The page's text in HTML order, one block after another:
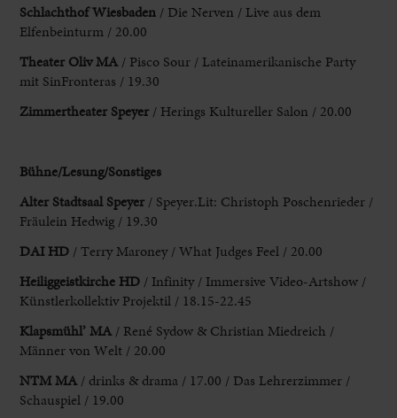
Schlachthof Wiesbaden / Die Nerven / Live aus dem
Elfenbeinturm / 20.00
Theater Oliv MA / Pisco Sour / Lateinamerikanische Party
mit SinFronteras / 19.30
Zimmertheater Speyer / Herings Kultureller Salon / 20.00
Bühne/Lesung/Sonstiges
Alter Stadtsaal Speyer / Speyer.Lit: Christoph Poschenrieder /
Fräulein Hedwig / 19.30
DAI HD / Terry Maroney / What Judges Feel / 20.00
Heiliggeistkirche HD / Infinity / Immersive Video-Artshow /
Künstlerkollektiv Projektil / 18.15-22.45
Klapsmühl’ MA / René Sydow & Christian Miedreich /
Männer von Welt / 20.00
NTM MA / drinks & drama / 17.00 / Das Lehrerzimmer /
Schauspiel / 19.00